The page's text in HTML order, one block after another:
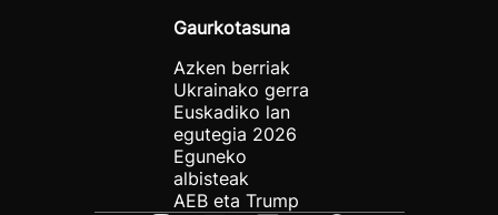
Gaurkotasuna
Azken berriak
Ukrainako gerra
Euskadiko lan
egutegia 2026
Eguneko
albisteak
AEB eta Trump